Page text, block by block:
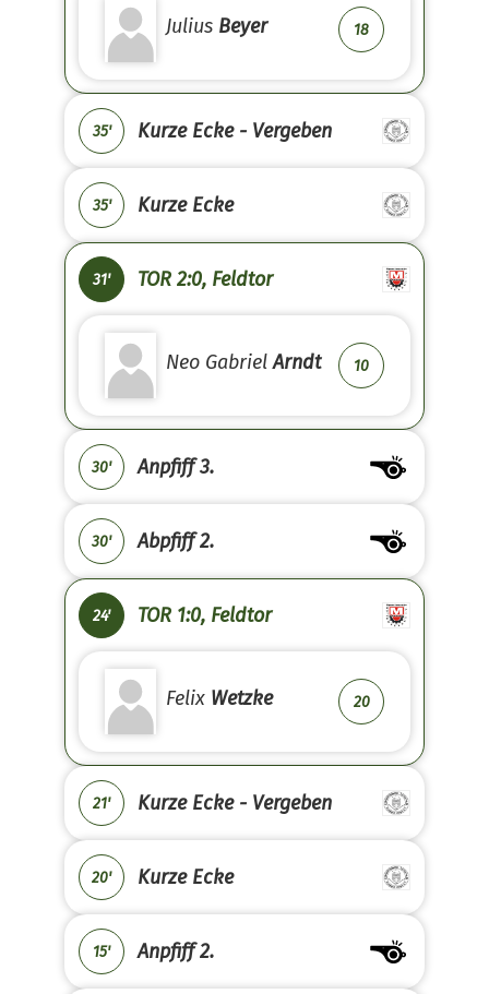
Julius Beyer 18
35' Kurze Ecke - Vergeben
35' Kurze Ecke
31' TOR 2:0, Feldtor
Neo GabrielArndt 10
30' Anpfiff 3.
30' Abpfiff 2.
24' TOR 1:0, Feldtor
Felix Wetzke 20
21' Kurze Ecke - Vergeben
20' Kurze Ecke
15' Anpfiff 2.